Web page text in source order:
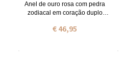
Anel de ouro rosa com pedra
zodiacal em coração duplo
€ 46,95